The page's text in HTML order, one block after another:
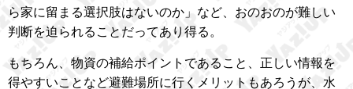
ら家に留まる選択肢はないのか」など、おのおのが難しい
判断を迫られることだってあり得る。
もちろん、物資の補給ポイントであること、正しい情報を
得やすいことなど避難場所に行くメリットもあろうが、水